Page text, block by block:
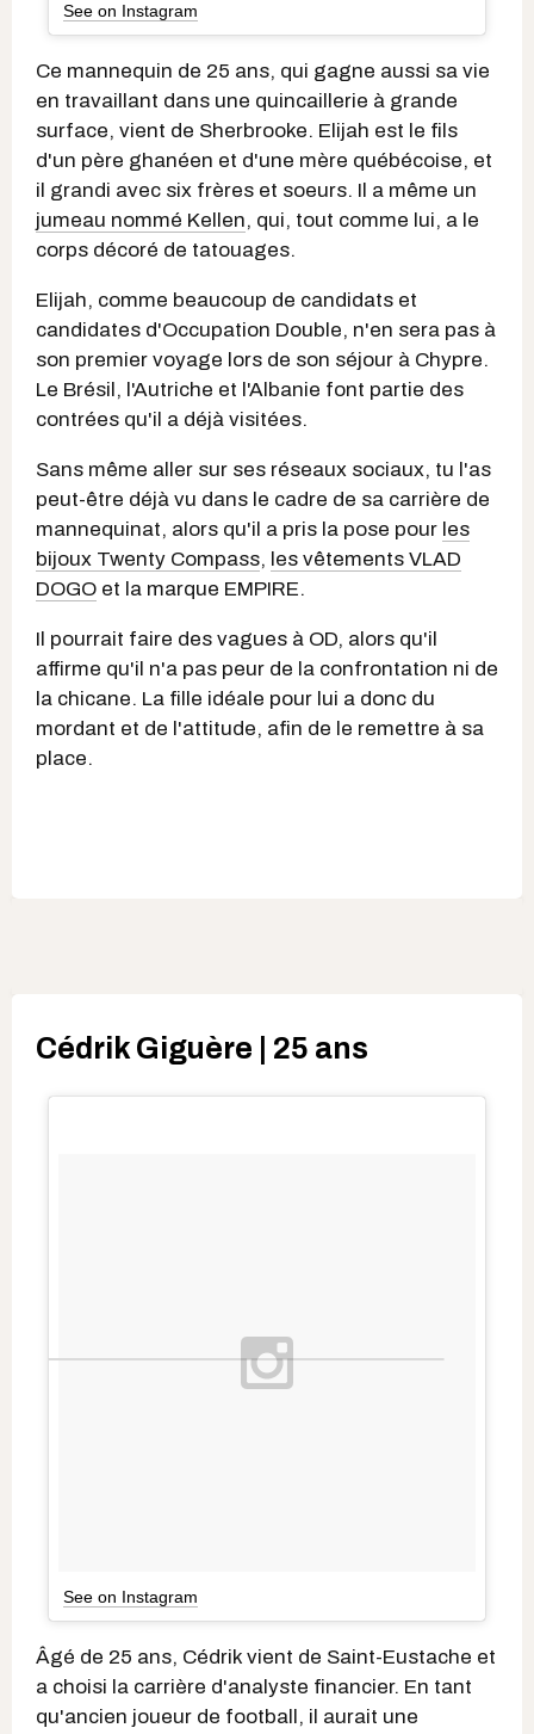
See on Instagram
Ce mannequin de 25 ans, qui gagne aussi sa vie
en travaillant dans une quincaillerie à grande
surface, vient de Sherbrooke. Elijah est le fils
d'un père ghanéen et d'une mère québécoise, et
il grandi avec six frères et soeurs. Il a même un
jumeau nommé Kellen, qui, tout comme lui, a le
corps décoré de tatouages.
Elijah, comme beaucoup de candidats et
candidates d'Occupation Double, n'en sera pas à
son premier voyage lors de son séjour à Chypre.
Le Brésil, l'Autriche et l'Albanie font partie des
contrées qu'il a déjà visitées.
Sans même aller sur ses réseaux sociaux, tu l'as
peut-être déjà vu dans le cadre de sa carrière de
mannequinat, alors qu'il a pris la pose pour les
bijoux Twenty Compass, les vêtements VLAD
DOGO et la marque EMPIRE.
Il pourrait faire des vagues à OD, alors qu'il
affirme qu'il n'a pas peur de la confrontation ni de
la chicane. La fille idéale pour lui a donc du
mordant et de l'attitude, afin de le remettre à sa
place.
Cédrik Giguère | 25 ans
See on Instagram
Âgé de 25 ans, Cédrik vient de Saint-Eustache et
a choisi la carrière d'analyste financier. En tant
qu'ancien joueur de football, il aurait une